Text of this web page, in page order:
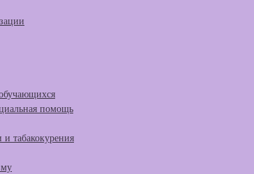
помощь
табакокурения